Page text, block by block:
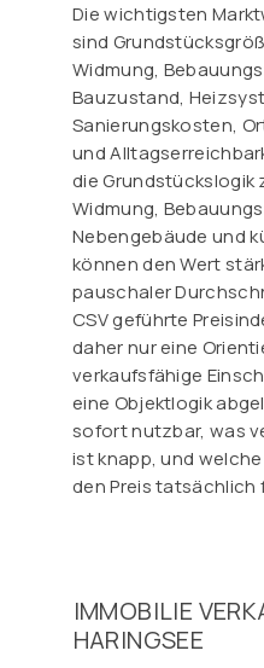
Die wichtigsten
sind
Widmung,
Bauzustand,
Sanierungskosten,
und
die
Widmung,
Nebengebäude und
können den Wert
pauschaler
CSV geführte
daher nur eine
verkaufsfähige
eine Objektlogik
sofort nutzbar, was
ist knapp, und
den Preis tatsächlich
IMMOBILIE
HARINGSEE